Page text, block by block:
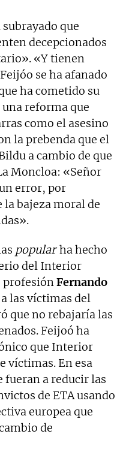
que
decepcionados
«Y tienen
se ha afanado
ha cometido su
reforma que
como el asesino
la prebenda que el
a cambio de que
Moncloa: «Señor
error, por
bajeza moral de
popularha hecho
del Interior
profesiónFernando
las víctimas del
que no rebajaría las
Feijoó ha
que Interior
víctimas. En esa
fueran a reducir las
de ETA usando
europea que
de